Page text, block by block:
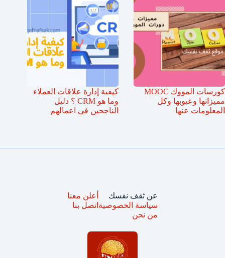
كورسات المووك MOOC
مميزاتها وعيوبها وكل
المعلومات عنها
كيفية إدارة علاقات العملاء
وما هو CRM ؟ دليل
الناجحين في اعمالهم
عن ثقف نفسك
سياسة الخصوصية
من نحن
أعلن معنا
اتصل بنا